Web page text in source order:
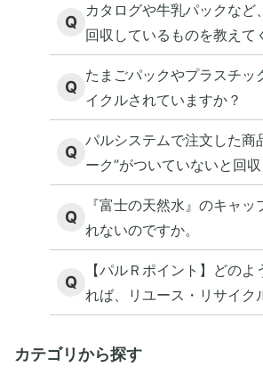
Q
カタログや牛乳パックなど
回収しているものを教えて
Q
たまごパックやプラスチッ
イクルされていますか？
Q
パルシステムで注文した商
ーク”がついていないと回
ぜですか。
Q
『富士の天然水』のキャッ
れないのですか。
Q
【パルＲポイント】どの
れば、リユース・リサイク
イントがもらえますか？
カテゴリから探す